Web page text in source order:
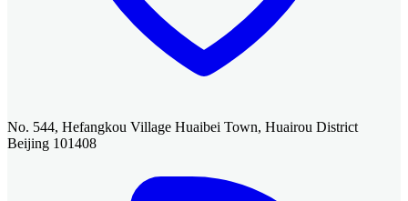
No. 544, Hefangkou Village Huaibei Town, Huairou District
Beijing 101408